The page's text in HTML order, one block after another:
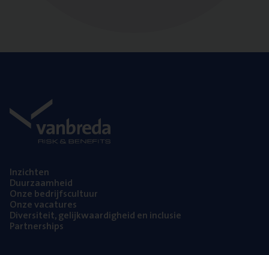
Inzich­ten
Duur­zaam­heid
Onze bedrijfs­cul­tuur
Onze vaca­tu­res
Diver­si­teit, gelijk­waar­dig­heid en inclusie
Part­ner­ships